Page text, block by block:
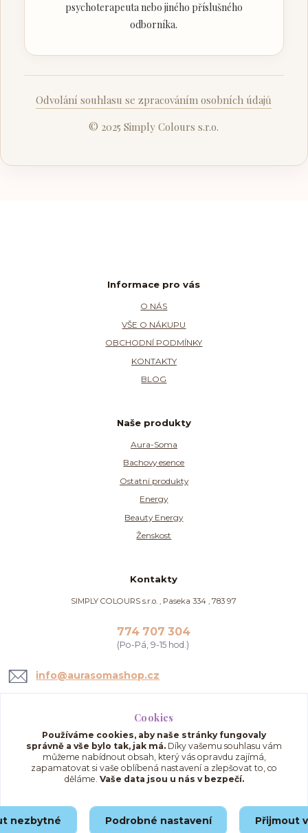
psychoterapeuta nebo jiného příslušného
odborníka.
Odvolání souhlasu se zpracováním osobních údajů
© 2025 Simply Colours s.r.o.
Informace pro vás
O NÁS
VŠE O NÁKUPU
OBCHODNÍ PODMÍNKY
KONTAKTY
BLOG
Naše produkty
Aura-Soma
Bachovy esence
Ostatní produkty
Energy
Beauty Energy
Ženskost
Kontakty
SIMPLY COLOURS s.r.o. , Paseka 334 , 783 97
774 707 304
(Po-Pá, 9-15 hod.)
info@aurasomashop.cz
Upravit sběr cookies.
© 2025 AuraSomaShop.cz – provozovatel Simply Colours s.r.o., IČO: 02562286, se
Cookies
Používáme cookies, aby naše stránky fungovaly
správně a vše bylo tak, jak má. Díky vašemu souhlasu vám
můžeme nabídnout obsah, který vás opravdu zajímá,
zapamatovat si vaše oblíbená nastavení a zlepšovat to, co
děláme. Vaše data jsou u nás v bezpečí.
nezbytné Podrobné nastavení Přijmout